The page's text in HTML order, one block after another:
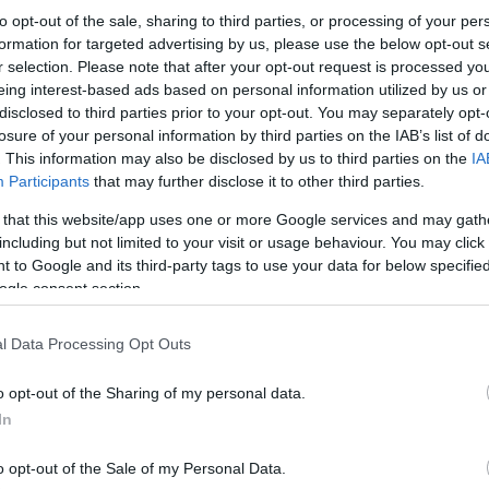
opt-out of the sale, sharing to third parties, or processing of your
for targeted advertising by us, please use the below opt-out
selection. Please note that after your opt-out request is processed
interest-based ads based on personal information utilized by us
to third parties prior to your opt-out. You may separately
of your personal information by third parties on the IAB’s list of
This information may also be disclosed by us to third parties on the
Participants that may further disclose it to other third parties.
that this website/app uses one or more Google services and may
but not limited to your visit or usage behaviour. You may
to Google and its third-party tags to use your data for below
consent section.
Data Processing Opt Outs
opt-out of the Sharing of my personal data.
opt-out of the Sale of my Personal Data.
azaz az érintettek gyermekük születése
Gyermeke hároméves koráig ezentúl
a munkavállalót, amit kérésének
- ismerteti aminisztérium.
„apanapok” számai, és az érintettek
10 kivehető munkanappal
nem köteles teljes bért adni a
távolléti díjra, a hatodik
jogosult” – fogalmaz a tervezet.
átültetéséről is, ennek
egy háztartásban élő személy súlyos
5 munkanapra mentesülhet a